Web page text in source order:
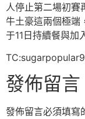
人停止第二場初賽
牛土豪這兩個極端
于11日持續餐與加
發佈留言
發佈留言必須填寫